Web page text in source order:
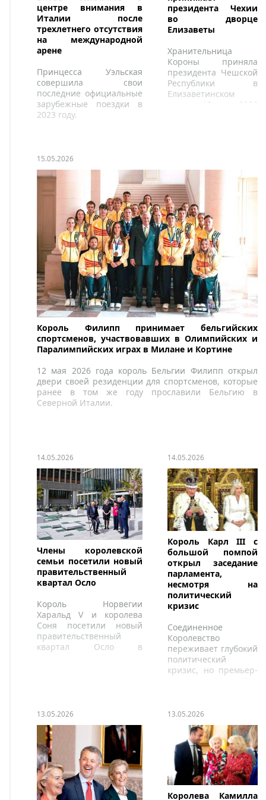
центре внимания в
Италии после
трехлетнего отсутствия
на международной
арене
Принцесса Уэльская
совершила свои
последние официальные
зарубежные поездки в
2023 году.
президента Чехии
во дворце
Елизаветы
Хранительница
Короны приняла
президента Чешской
Республики в
Елизаветинском
дворце 13 мая 2026
15.05.2026
Король Филипп принимает бельгийских
спортсменов, участвовавших в Олимпийских и
Паралимпийских играх в Милане и Кортине
12 мая 2026 года король Бельгии Филипп открыл
двери своей резиденции для спортсменов, которые
ранее в том же году прославили Бельгию в
Северной Италии.
14.05.2026
Члены королевской
семьи посетили новый
правительственный
квартал Осло
Король Норвегии
Харальд V и королева
Соня посетили новый
правительственный
квартал Осло в
14.05.2026
Король Карл III с
большой помпой
открыл заседание
парламента,
несмотря на
политический
кризис
Соединенное
Королевство
переживает глубокий
политический
кризис, но премьер-
министр сэр Кир
давлению.
13.05.2026 13.05.2026
Королева Камилла